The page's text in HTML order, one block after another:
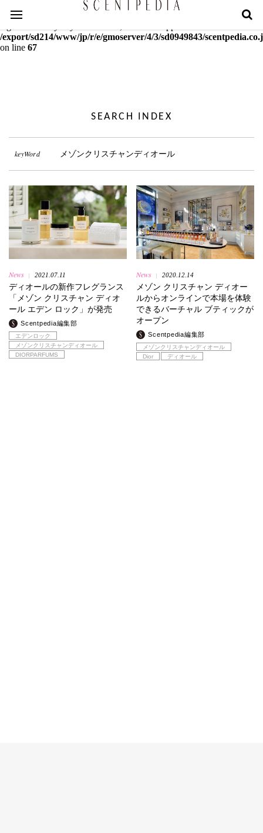
Warning
: mcrypt_decrypt(): Key of size 18 not supported by this
/export/sd214/www/jp/r/e/gmoserver/4/3/sd0949843/
on line 67
SEARCH INDEX
keyWord メゾンクリスチャンディオール
News 2021.07.11
ディオールの新作フレグランス
「メゾン クリスチャン ディオ
ール エデン ロック」が発売
Scentpedia編集部
エデンロック
メゾンクリスチャンディオール
DIORPARFUMS
News 2020.12.14
メゾン クリスチャン ディオー
ルからオンラインで本場を体験
できるバーチャル ブティックが
オープン
Scentpedia編集部
メゾンクリスチャンディオール
Dior
ディオール